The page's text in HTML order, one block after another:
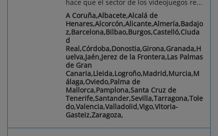
hace que el sector de los videojuegos re...
A Coruña,Albacete,Alcalá de
Henares,Alcorcón,Alicante,Almería,Badajo
z,Barcelona,Bilbao,Burgos,Castelló,Ciuda
d
Real,Córdoba,Donostia,Girona,Granada,H
uelva,Jaén,Jerez de la Frontera,Las Palmas
de Gran
Canaria,Lleida,Logroño,Madrid,Murcia,M
álaga,Oviedo,Palma de
Mallorca,Pamplona,Santa Cruz de
Tenerife,Santander,Sevilla,Tarragona,Tole
do,Valencia,Valladolid,Vigo,Vitoria-
Gasteiz,Zaragoza,